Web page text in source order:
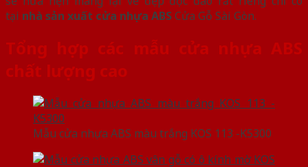
tại nhà sản xuất cửa nhựa ABSCửa Gỗ Sài Gòn.
Tổng hợp các mẫu cửa nhựa ABS
chất lượng cao
Mẫu cửa nhựa ABS màu trắng KOS 113 -K5300